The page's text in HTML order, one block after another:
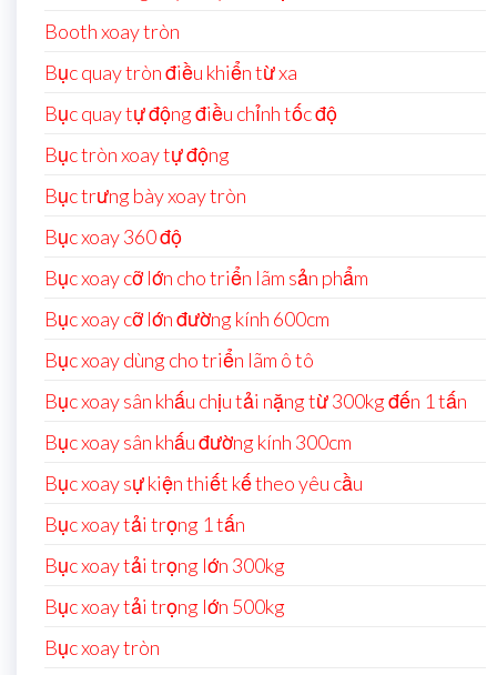
Booth xoay tròn
Bục quay tròn điều khiển từ xa
Bục quay tự động điều chỉnh tốc độ
Bục tròn xoay tự động
Bục trưng bày xoay tròn
Bục xoay 360 độ
Bục xoay cỡ lớn cho triển lãm sản phẩm
Bục xoay cỡ lớn đường kính 600cm
Bục xoay dùng cho triển lãm ô tô
Bục xoay sân khấu chịu tải nặng từ 300kg đến 1 tấn
Bục xoay sân khấu đường kính 300cm
Bục xoay sự kiện thiết kế theo yêu cầu
Bục xoay tải trọng 1 tấn
Bục xoay tải trọng lớn 300kg
Bục xoay tải trọng lớn 500kg
Bục xoay tròn